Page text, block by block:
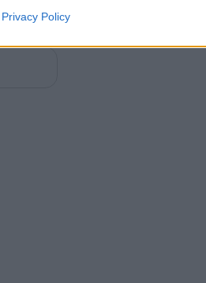
Privacy Policy